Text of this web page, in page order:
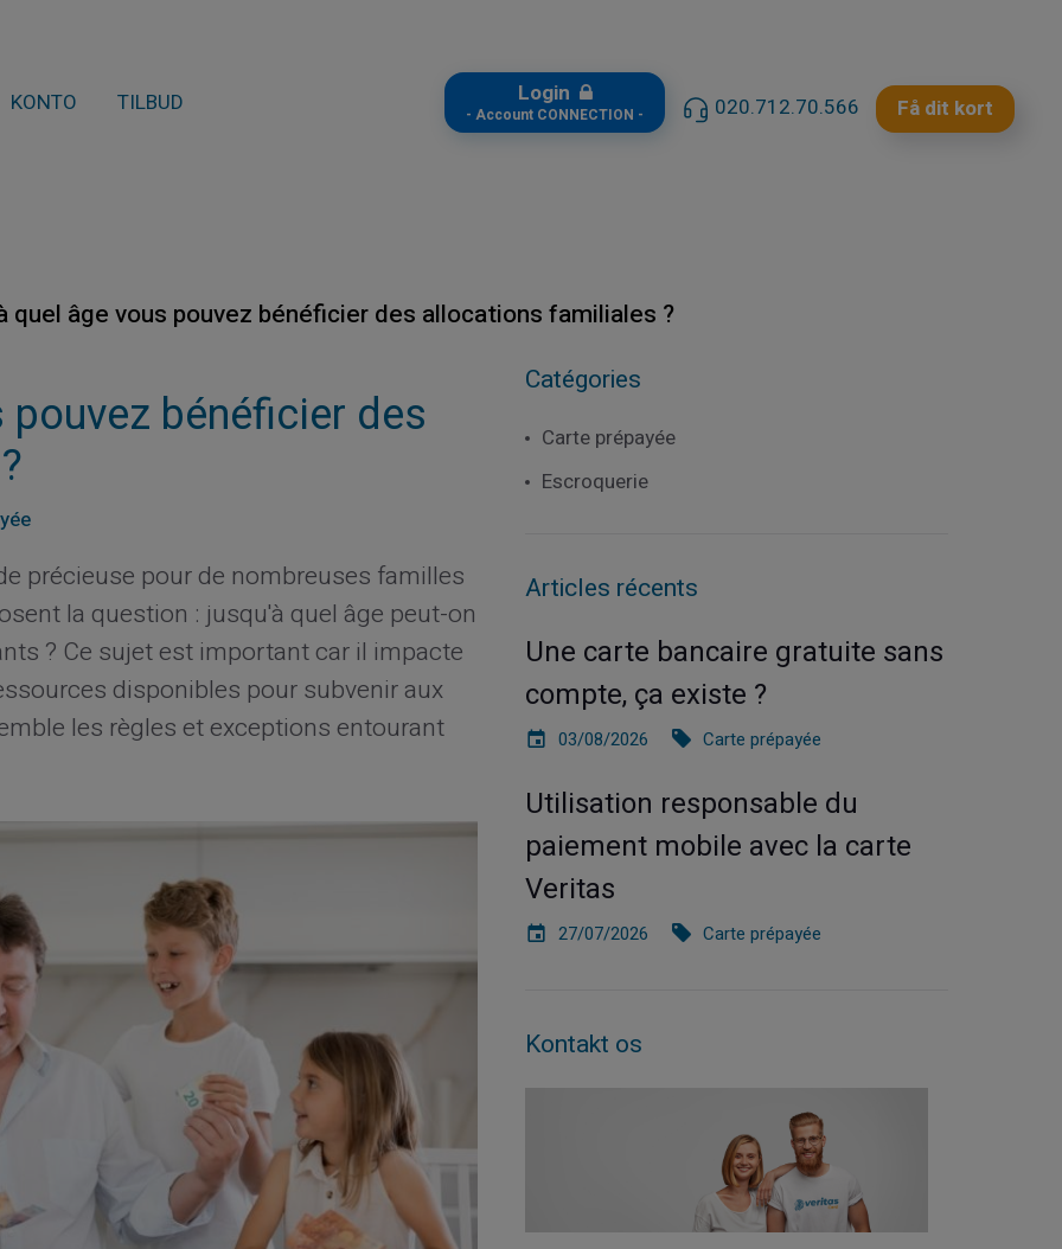
KONTO TILBUD Login
- Account CONNECTION - 020.712.70.566 Få dit kort
quel âge vous pouvez bénéficier des allocations familiales ?
bénéficier des
précieuse pour de nombreuses familles
la question : jusqu'à quel âge peut-on
? Ce sujet est important car il impacte
disponibles pour subvenir aux
les règles et exceptions entourant
Catégories
Carte prépayée
Escroquerie
Articles récents
Une carte bancaire gratuite sans
compte, ça existe ?
03/08/2026 Carte prépayée
Utilisation responsable du
paiement mobile avec la carte
Veritas
27/07/2026 Carte prépayée
Kontakt os